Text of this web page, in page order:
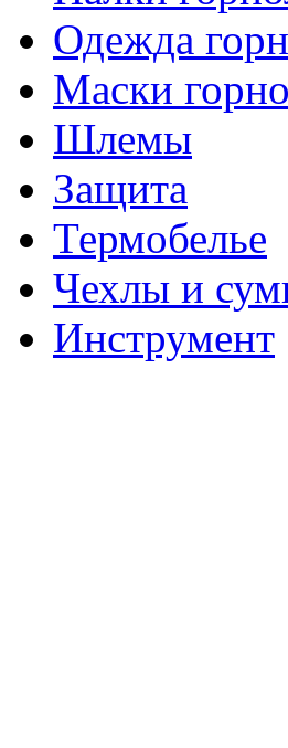
Одежда
Маски
Шлемы
Защита
Термобелье
Чехлы и
Инструмент